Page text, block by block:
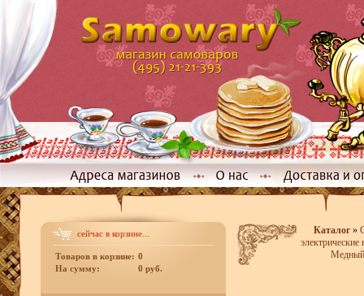
сейчас в корзине...
Товаров в корзине: 0
На сумму:
0 руб.
Каталог»
электрические
Медный